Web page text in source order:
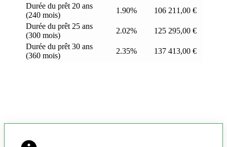
Durée du prêt 20 ans
(240 mois)
1.90%
106 211,00 €
Durée du prêt 25 ans
(300 mois)
2.02%
125 295,00 €
Durée du prêt 30 ans
(360 mois)
2.35% 137 413,00 €